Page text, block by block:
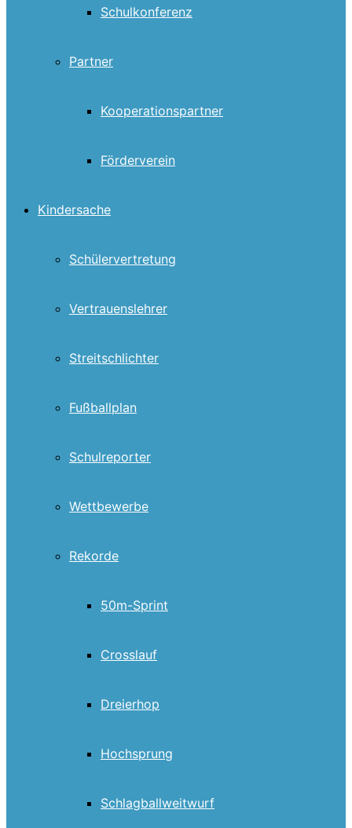
Schulkonferenz
Partner
Kooperationspartner
Förderverein
Kindersache
Schülervertretung
Vertrauenslehrer
Streitschlichter
Fußballplan
Schulreporter
Wettbewerbe
Rekorde
50m-Sprint
Crosslauf
Dreierhop
Hochsprung
Schlagballweitwurf